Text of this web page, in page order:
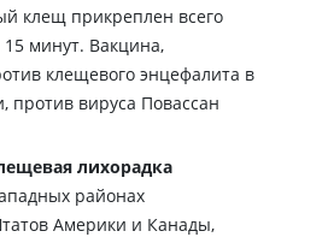
клещ прикреплен всего
минут. Вакцина,
клещевого энцефалита в
против вируса Повассан
лихорадка
районах
Америки и Канады,